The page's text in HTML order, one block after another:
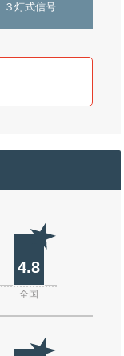
３灯式信号
4.8
全国